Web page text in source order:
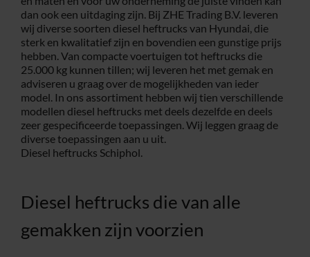
Contact
dan ook een uitdaging zijn. Bij ZHE Trading B.V. leveren
wij diverse soorten diesel heftrucks van Hyundai, die
sterk en kwalitatief zijn en bovendien een gunstige prijs
hebben. Van compacte voertuigen tot heftrucks die
25.000 kg kunnen tillen; wij leveren het met gemak en
adviseren u graag over de mogelijkheden van ieder
model. In ons assortiment hebben wij tien verschillende
modellen diesel heftrucks met deels dezelfde en deels
zeer gespecificeerde toepassingen. Wij leggen graag de
diverse toepassingen aan u uit.
Diesel heftrucks Schiphol.
Diesel heftrucks die van alle
gemakken zijn voorzien